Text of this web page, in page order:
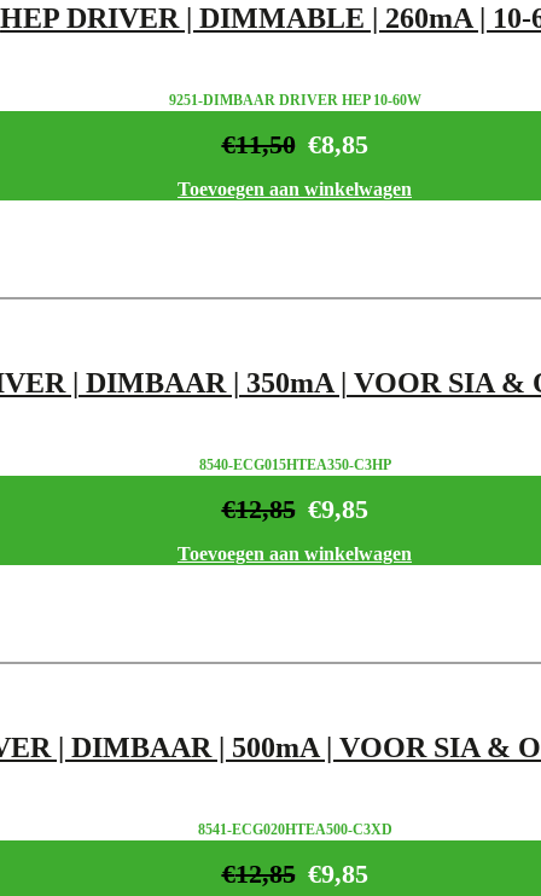
HEP DRIVER | DIMMABLE | 260mA | 10-
9251-DIMBAAR DRIVER HEP 10-60W
€8,85
€11,50
Toevoegen aan winkelwagen
| DIMBAAR | 350mA | VOOR SIA &
8540-ECG015HTEA350-C3HP
€9,85
€12,85
Toevoegen aan winkelwagen
| DIMBAAR | 500mA | VOOR SIA &
8541-ECG020HTEA500-C3XD
€9,85
€12,85